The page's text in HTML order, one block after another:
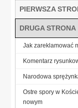
PIERWSZA
DRUGA STRONA
Jak zareklamować
Komentarz
Narodowa
Ostre spory w
nowym